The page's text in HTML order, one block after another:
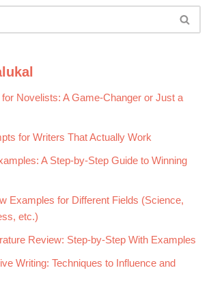
Novelists: A Game-Changer or Just a
for Writers That Actually Work
A Step-by-Step Guide to Winning
Examples for Different Fields (Science,
etc.)
Review: Step-by-Step With Examples
Writing: Techniques to Influence and